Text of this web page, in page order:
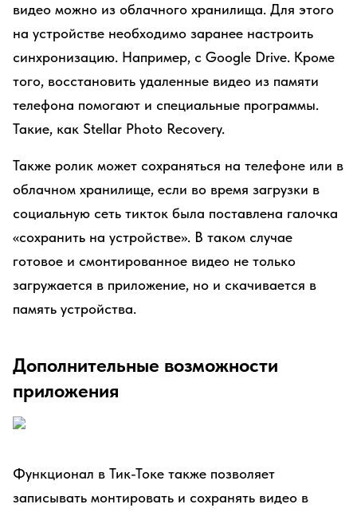
видео можно из облачного хранилища. Для этого
на устройстве необходимо заранее настроить
синхронизацию. Например, с Google Drive. Кроме
того, восстановить удаленные видео из памяти
телефона помогают и специальные программы.
Такие, как Stellar Photo Recovery.
Также ролик может сохраняться на телефоне или в
облачном хранилище, если во время загрузки в
социальную сеть тикток была поставлена галочка
«сохранить на устройстве». В таком случае
готовое и смонтированное видео не только
загружается в приложение, но и скачивается в
память устройства.
Дополнительные возможности
приложения
Функционал в Тик-Токе также позволяет
записывать монтировать и сохранять видео в